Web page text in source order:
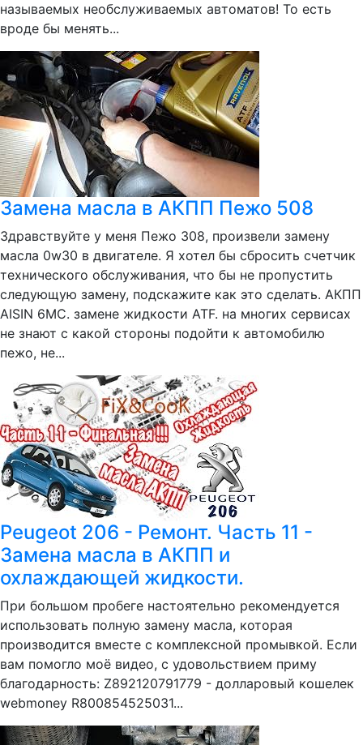
называемых необслуживаемых автоматов! То есть
вроде бы менять...
Замена масла в АКПП Пежо 508
Здравствуйте у меня Пежо 308, произвели замену
масла 0w30 в двигателе. Я хотел бы сбросить счетчик
технического обслуживания, что бы не пропустить
следующую замену, подскажите как это сделать. АКПП
AISIN 6МС. замене жидкости ATF. на многих сервисах
не знают с какой стороны подойти к автомобилю
пежо, не...
Peugeot 206 - Ремонт. Часть 11 -
Замена масла в АКПП и
охлаждающей жидкости.
При большом пробеге настоятельно рекомендуется
использовать полную замену масла, которая
производится вместе с комплексной промывкой. Если
вам помогло моё видео, с удовольствием приму
благодарность: Z892120791779 - долларовый кошелек
webmoney R800854525031...